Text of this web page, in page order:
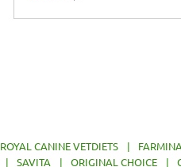
ROYAL CANINE VETDIETS FARMINA
SAVITA ORIGINAL CHOICE